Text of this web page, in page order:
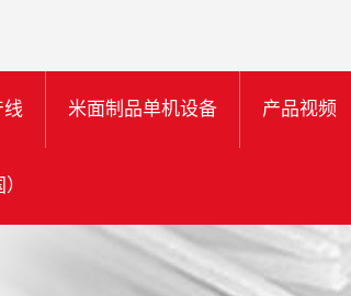
线 米面制品单机设备 产品视频